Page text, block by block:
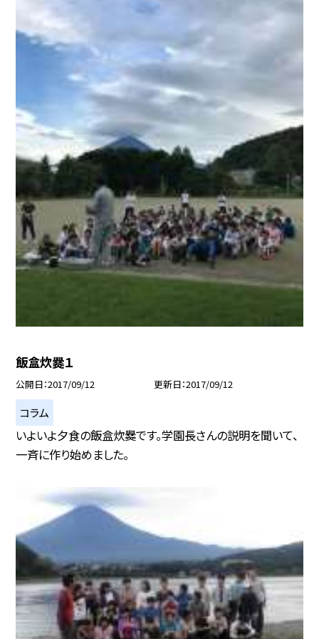
飯盒炊爨１
公開日 2017/09/12 更新日 2017/09/12
コラム
いよいよ夕食の飯盒炊爨です。学園長さんの説明を聞いて、
一斉に作り始めました。